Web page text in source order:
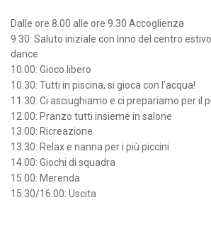
Dalle ore 8.00 alle ore 9.30 Accoglienza
9.30: Saluto iniziale con Inno del centro
dance
10.00: Gioco libero
10.30: Tutti in piscina, si gioca con l’acqua!
11.30: Ci asciughiamo e ci prepariamo per il
12.00: Pranzo tutti insieme in salone
13.00: Ricreazione
13.30: Relax e nanna per i più piccini
14.00: Giochi di squadra
15.00: Merenda
15.30/16.00: Uscita